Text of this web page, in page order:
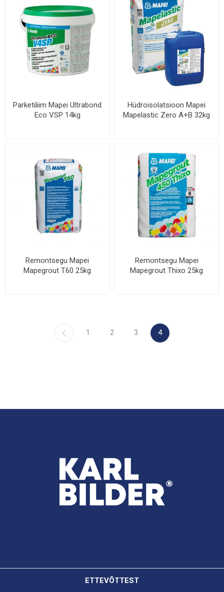
Parketiliim Mapei Ultrabond
Eco VSP 14kg
Hüdroisolatsioon Mapei
Mapelastic Zero A+B 32kg
Remontsegu Mapei
Mapegrout T60 25kg
Remontsegu Mapei
Mapegrout Thixo 25kg
1 2 3 4
ETTEVÕTTEST